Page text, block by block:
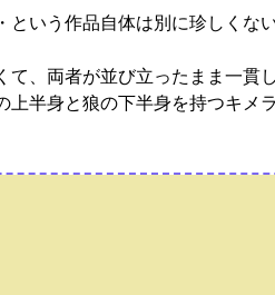
いう作品自体は別に珍しく
、両者が並び立ったまま一貫
半身と狼の下半身を持つキメラ